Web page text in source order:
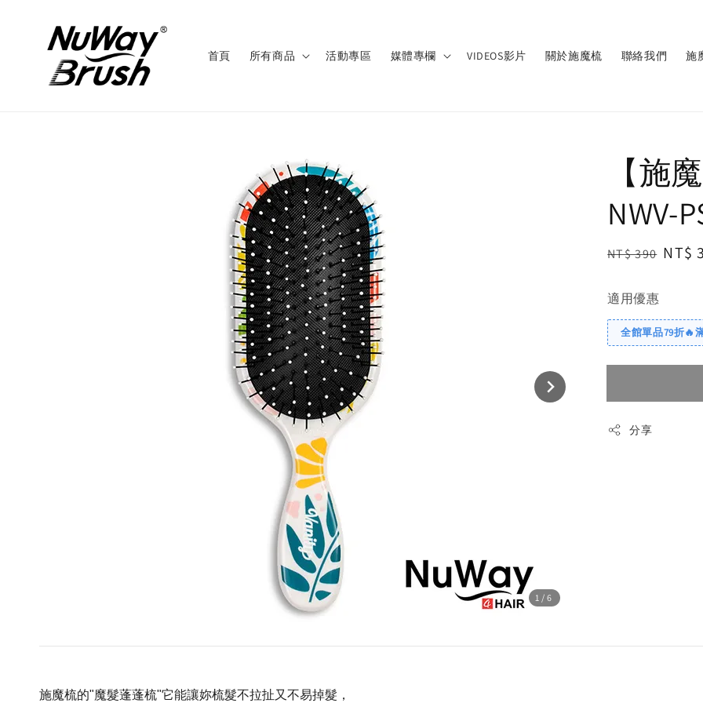
首頁 所有商品 活動專區 媒體專欄 VIDEOS影片 關於施魔梳 聯絡我們 施
1 /6
【施
NWV-
Regular
NT$ 390 Sale
NT$
適用優惠
全館單品79折🔥
分享
施魔梳的"魔髮蓬蓬梳"它能讓妳梳髮不拉扯又不易掉髮，